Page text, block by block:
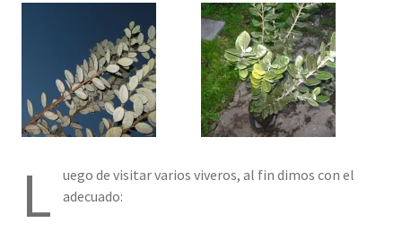
L
uego de visitar varios viveros, al fin dimos con el
adecuado: